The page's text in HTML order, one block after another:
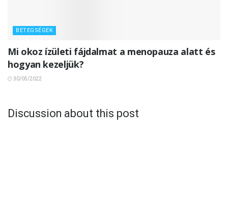
BETEGSÉGEK
Mi okoz ízületi fájdalmat a menopauza alatt és
hogyan kezeljük?
30/05/2022
Discussion about this post